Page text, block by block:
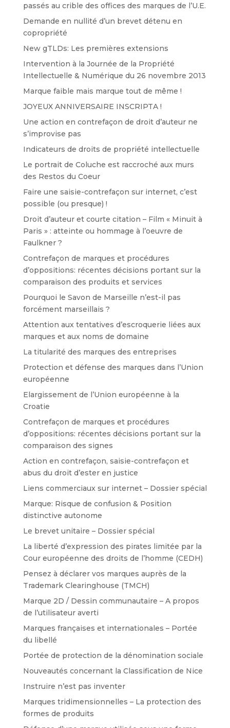
passés au crible des offices des marques de l’U.E.
Demande en nullité d’un brevet détenu en
copropriété
New gTLDs: Les premières extensions
Intervention à la Journée de la Propriété
Intellectuelle & Numérique du 26 novembre 2013
Marque faible mais marque tout de même !
JOYEUX ANNIVERSAIRE INSCRIPTA !
Une action en contrefaçon de droit d’auteur ne
s’improvise pas
Indicateurs de droits de propriété intellectuelle
Le portrait de Coluche est raccroché aux murs
des Restos du Coeur
Faire une saisie-contrefaçon sur internet, c’est
possible (ou presque) !
Droit d’auteur et courte citation – Film « Minuit à
Paris » : atteinte ou hommage à l’oeuvre de
Faulkner ?
Contrefaçon de marques et procédures
d’oppositions: récentes décisions portant sur la
comparaison des produits et services
Pourquoi le Savon de Marseille n’est-il pas
forcément marseillais ?
Attention aux tentatives d’escroquerie liées aux
marques et aux noms de domaine
La titularité des marques des entreprises
Protection et défense des marques dans l’Union
européenne
Elargissement de l’Union européenne à la
Croatie
Contrefaçon de marques et procédures
d’oppositions: récentes décisions portant sur la
comparaison des signes
Action en contrefaçon, saisie-contrefaçon et
abus du droit d’ester en justice
Liens commerciaux sur internet – Dossier spécial
Marque: Risque de confusion & Position
distinctive autonome
Le brevet unitaire – Dossier spécial
La liberté d’expression des pirates limitée par la
Cour européenne des droits de l’homme (CEDH)
Pensez à déclarer vos marques auprès de la
Trademark Clearinghouse (TMCH)
Marque 2D / Dessin communautaire – A propos
de l’utilisateur averti
Marques françaises et internationales – Portée
du libellé
Portée de protection de la dénomination sociale
Nouveautés concernant la Classification de Nice
Instruire n’est pas inventer
Marques tridimensionnelles – La protection des
formes de produits